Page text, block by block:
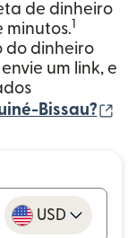
de dinheiro
minutos.1
do dinheiro
um link, e
Bissau?
USD